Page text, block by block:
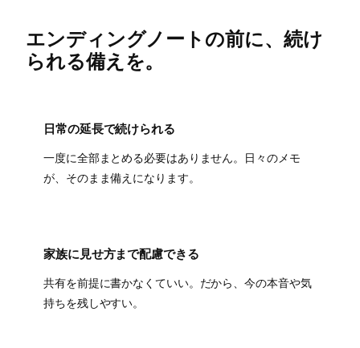
エンディングノートの前に、続け
られる備えを。
日常の延長で続けられる
一度に全部まとめる必要はありません。日々のメモ
が、そのまま備えになります。
家族に見せ方まで配慮できる
共有を前提に書かなくていい。だから、今の本音や気
持ちを残しやすい。